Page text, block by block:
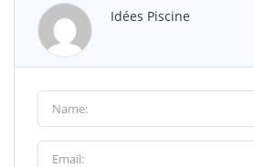
Idées Piscine